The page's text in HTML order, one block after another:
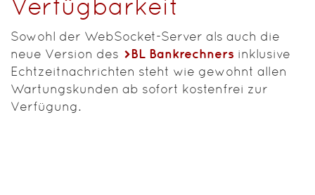
Verfügbarkeit
Sowohl der WebSocket-Server als auch die
neue Version des
BL Bankrechners inklusive
Echtzeitnachrichten steht wie gewohnt allen
Wartungskunden ab sofort kostenfrei zur
Verfügung.